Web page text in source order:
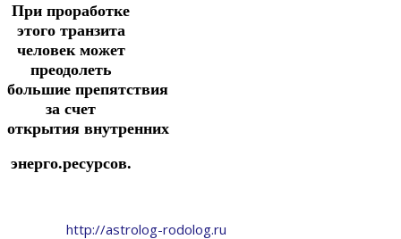
При проработке
этого транзита
человек может
преодолеть
большие препятствия
за счет
открытия внутренних
энерго.ресурсов.
http://astrolog-rodolog.ru